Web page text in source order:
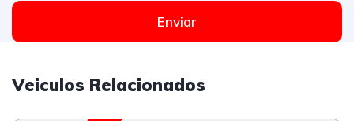
Enviar
Veiculos Relacionados